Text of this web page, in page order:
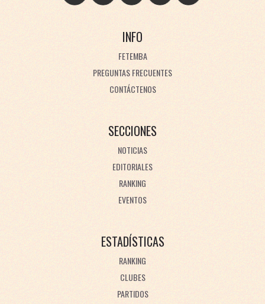
INFO
FETEMBA
PREGUNTAS FRECUENTES
CONTÁCTENOS
SECCIONES
NOTICIAS
EDITORIALES
RANKING
EVENTOS
ESTADÍSTICAS
RANKING
CLUBES
PARTIDOS